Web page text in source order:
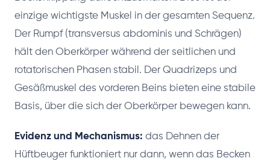
einzige wichtigste Muskel in der gesamten Sequenz.
Der Rumpf (transversus abdominis und Schrägen)
hält den Oberkörper während der seitlichen und
rotatorischen Phasen stabil. Der Quadrizeps und
Gesäßmuskel des vorderen Beins bieten eine stabile
Basis, über die sich der Oberkörper bewegen kann.
Evidenz und Mechanismus: das Dehnen der
Hüftbeuger funktioniert nur dann, wenn das Becken